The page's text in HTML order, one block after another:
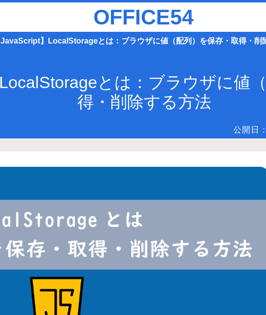
OFFICE54
JavaScript】LocalStorageとは：ブラウザに値（配列）を保存・取得・削
LocalStorageとは：ブラウザに値
得・削除する方法
公開日：